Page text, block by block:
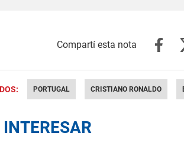
PORTUGAL CRISTIANO RONALDO